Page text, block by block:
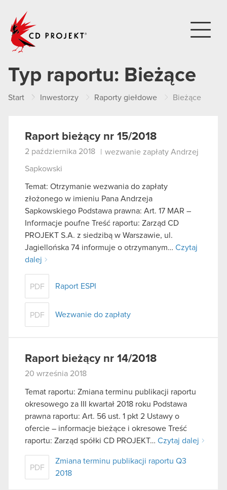
Typ raportu: Bieżące
Start Inwestorzy Raporty giełdowe Bieżące
Raport bieżący nr 15/2018
2 października 2018 wezwanie zapłaty Andrzej
Sapkowski
Temat: Otrzymanie wezwania do zapłaty
złożonego w imieniu Pana Andrzeja
Sapkowskiego Podstawa prawna: Art. 17 MAR –
Informacje poufne Treść raportu: Zarząd CD
PROJEKT S.A. z siedzibą w Warszawie, ul.
Jagiellońska 74 informuje o otrzymanym… Czytaj
dalej
PDF Raport ESPI
PDF Wezwanie do zapłaty
Raport bieżący nr 14/2018
20 września 2018
Temat raportu: Zmiana terminu publikacji raportu
okresowego za III kwartał 2018 roku Podstawa
prawna raportu: Art. 56 ust. 1 pkt 2 Ustawy o
ofercie – informacje bieżące i okresowe Treść
raportu: Zarząd spółki CD PROJEKT… Czytaj dalej
PDF
Zmiana terminu publikacji raportu Q3
2018